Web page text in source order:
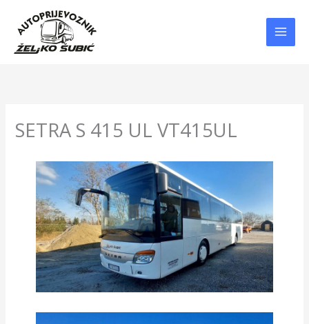
content
SETRA S 415 UL VT415UL